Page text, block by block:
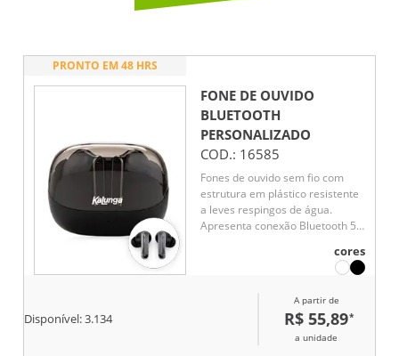
PRONTO EM 48 HRS
FONE DE OUVIDO
BLUETOOTH
PERSONALIZADO
COD.: 16585
Fones de ouvido sem fio com
estrutura em plástico resistente
a leves respingos de água.
Apresenta conexão Bluetooth 5.4
Acompanha cordão em nylon
com clipe plástico e cabo USB-C
para recarga dos fones.
cores
Disponível:3.134
A partir de
R$ 55,89*
a unidade